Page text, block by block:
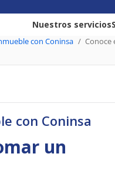
Nuestros servicios
con Coninsa Conoce
con Coninsa
un